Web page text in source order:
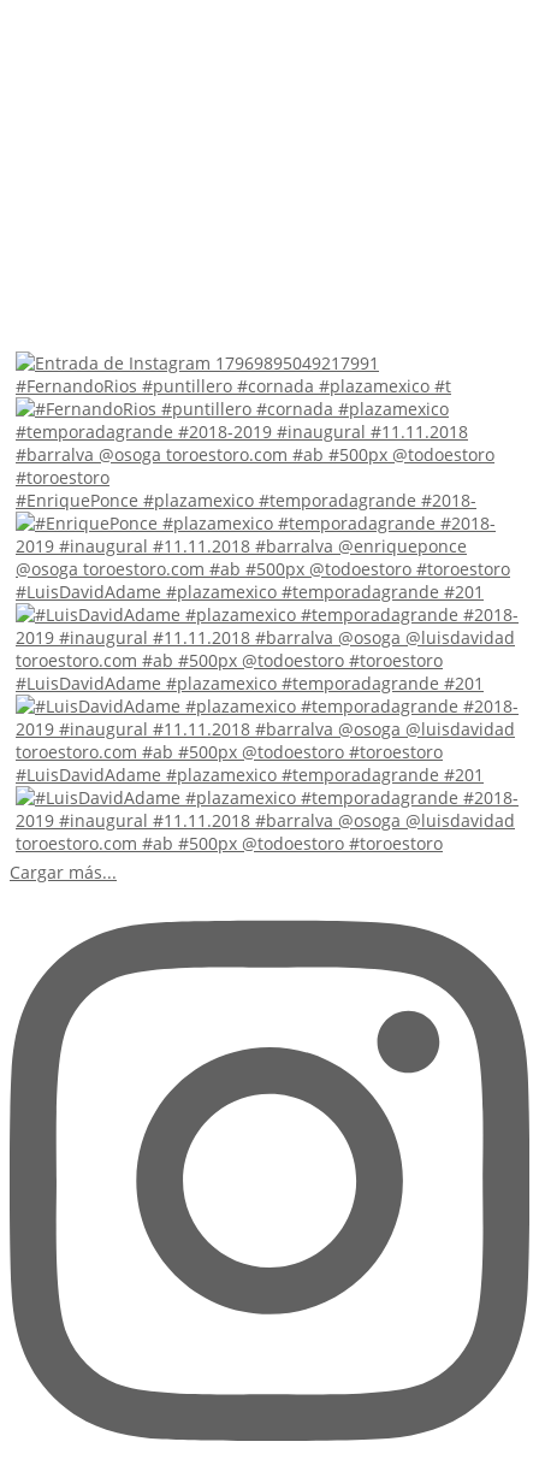
#FernandoRios #puntillero #cornada #plazamexico #t
#EnriquePonce #plazamexico #temporadagrande #2018-
#LuisDavidAdame #plazamexico #temporadagrande #201
#LuisDavidAdame #plazamexico #temporadagrande #201
#LuisDavidAdame #plazamexico #temporadagrande #201
Cargar más...